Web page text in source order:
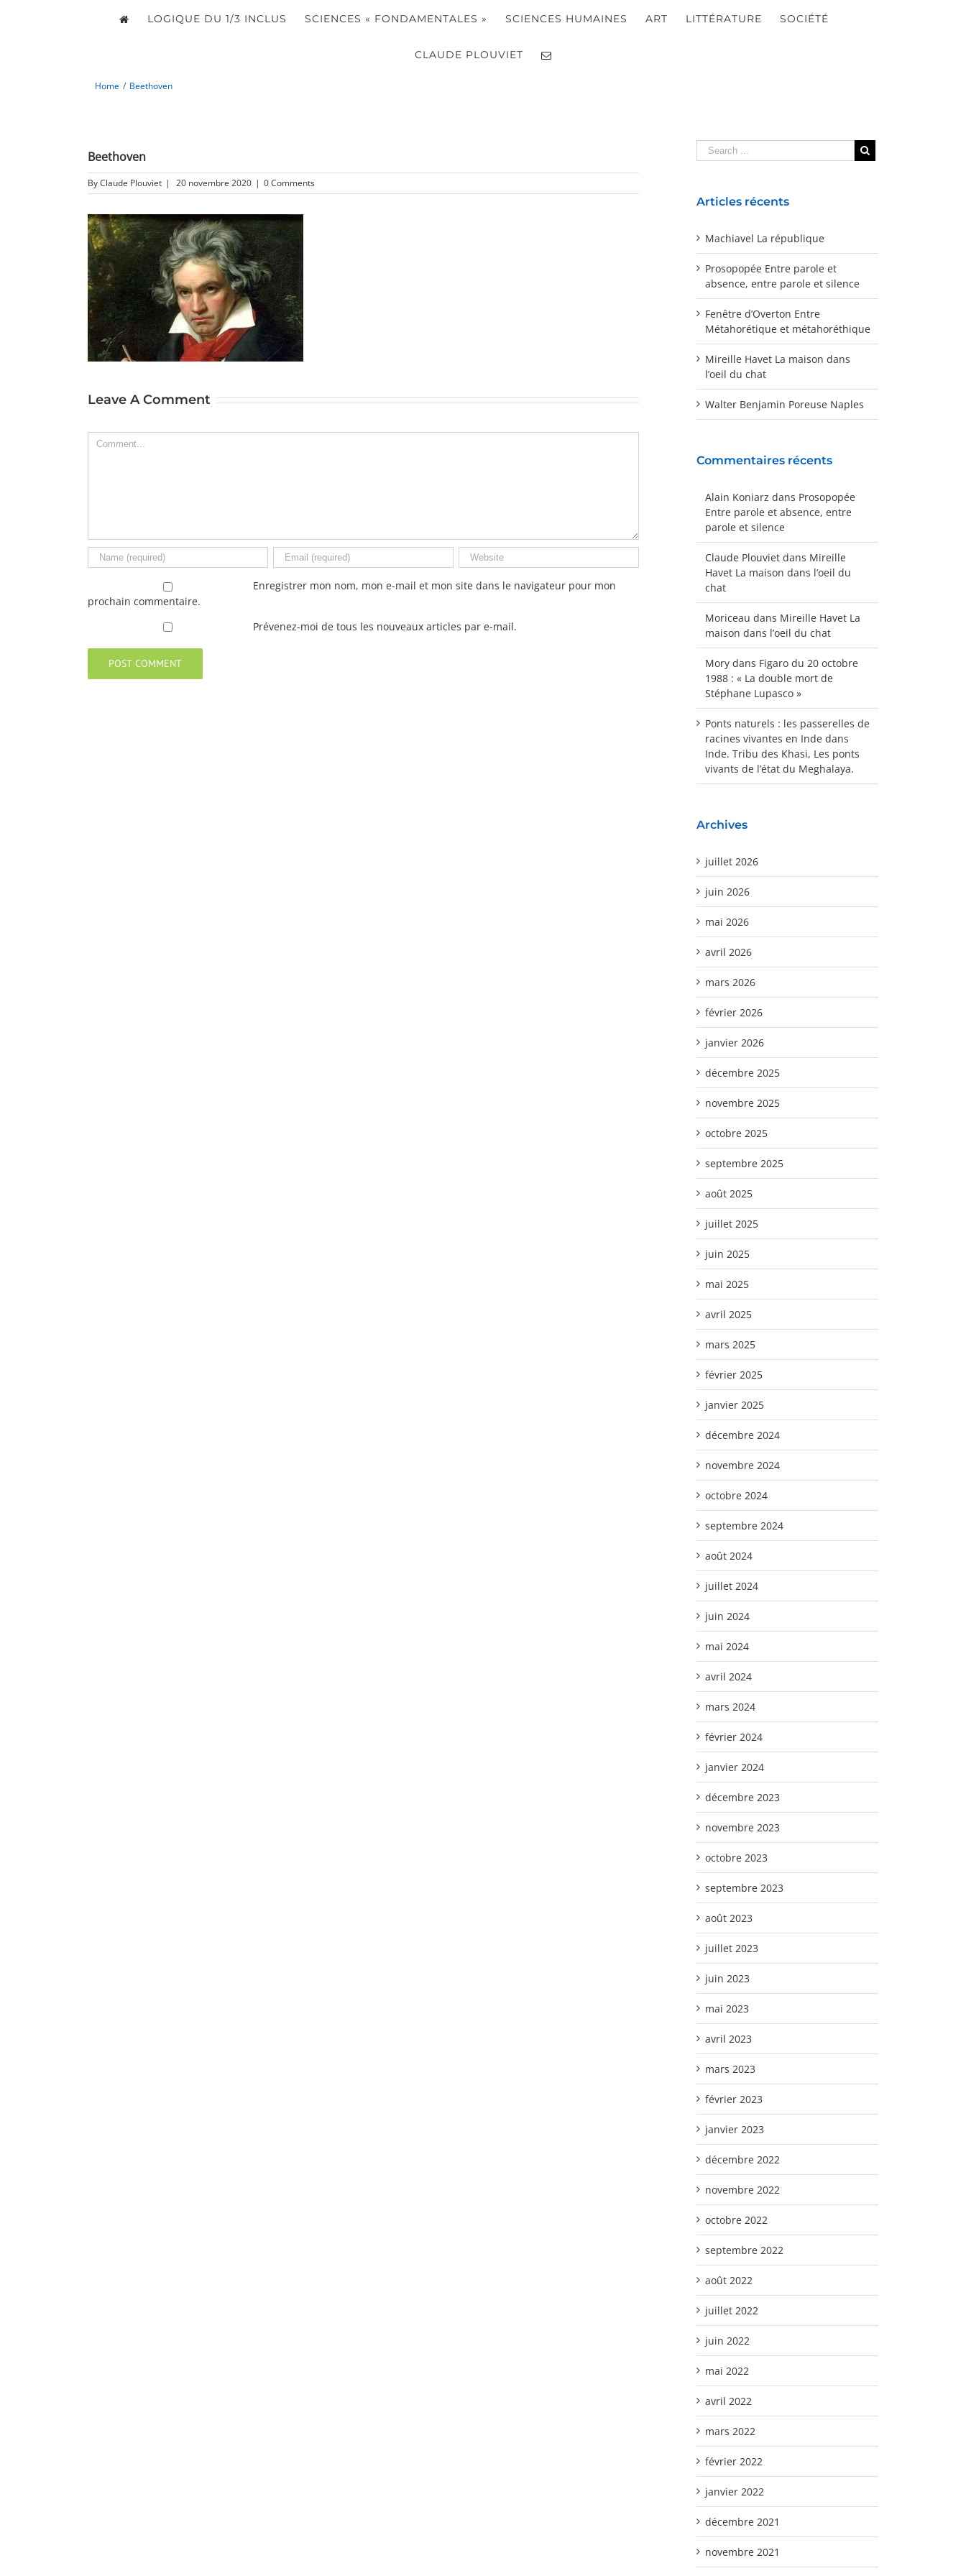
LOGIQUE DU 1/3 INCLUS SCIENCES « FONDAMENTALES » SCIENCES HUMAINES ART LITTÉRATURE SOCIÉTÉ
CLAUDE PLOUVIET
Home / Beethoven
Beethoven
ByClaude Plouviet | 20 novembre 2020 | 0 Comments
Leave A Comment
Comment
Enregistrer mon nom, mon e-mail et mon site dans le navigateur pour mon
prochain commentaire.
Prévenez-moi de tous les nouveaux articles par e-mail.
Articles récents
Machiavel La république
Prosopopée Entre parole et
absence, entre parole et silence
Fenêtre d’Overton Entre
Métahorétique et métahoréthique
Mireille Havet La maison dans
l’oeil du chat
Walter Benjamin Poreuse Naples
Commentaires récents
Alain Koniarz dans Prosopopée
Entre parole et absence, entre
parole et silence
Claude Plouviet dans Mireille
Havet La maison dans l’oeil du
chat
Moriceau dans Mireille Havet La
maison dans l’oeil du chat
Mory dans Figaro du 20 octobre
1988 : « La double mort de
Stéphane Lupasco »
Ponts naturels : les passerelles de
racines vivantes en Inde dans
Inde. Tribu des Khasi, Les ponts
vivants de l’état du Meghalaya.
Archives
juillet 2026
juin 2026
mai 2026
avril 2026
mars 2026
février 2026
janvier 2026
décembre 2025
novembre 2025
octobre 2025
septembre 2025
août 2025
juillet 2025
juin 2025
mai 2025
avril 2025
mars 2025
février 2025
janvier 2025
décembre 2024
novembre 2024
octobre 2024
septembre 2024
août 2024
juillet 2024
juin 2024
mai 2024
avril 2024
mars 2024
février 2024
janvier 2024
décembre 2023
novembre 2023
octobre 2023
septembre 2023
août 2023
juillet 2023
juin 2023
mai 2023
avril 2023
mars 2023
février 2023
janvier 2023
décembre 2022
novembre 2022
octobre 2022
septembre 2022
août 2022
juillet 2022
juin 2022
mai 2022
avril 2022
mars 2022
février 2022
janvier 2022
décembre 2021
novembre 2021